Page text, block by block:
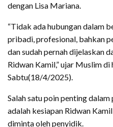
dengan Lisa Mariana.
“Tidak ada hubungan dalam
pribadi, profesional, bahkan
dan sudah pernah dijelaskan
Ridwan Kamil,” ujar Muslim
Sabtu(18/4/2025).
Salah satu poin penting
adalah kesiapan Ridwan
diminta oleh penyidik.